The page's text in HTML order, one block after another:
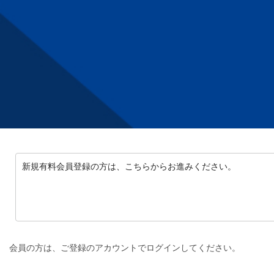
新規有料会員登録の方は、こちらからお進みください。
会員の方は、ご登録のアカウントでログインしてください。